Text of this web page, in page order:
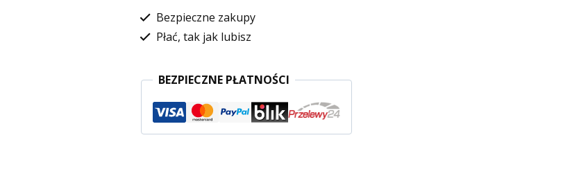
Bezpieczne zakupy
Płać, tak jak lubisz
BEZPIECZNE PŁATNOŚCI